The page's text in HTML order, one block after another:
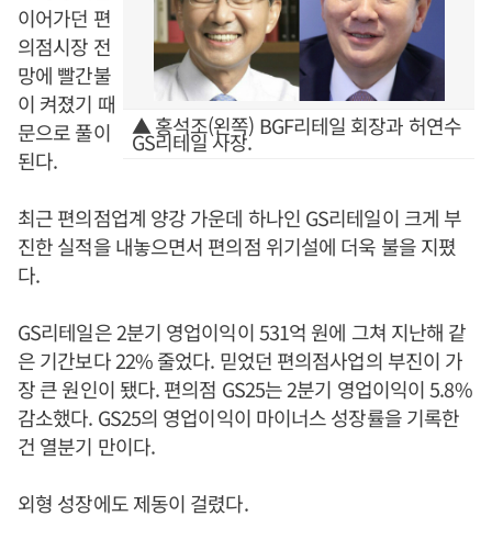
▲ 홍석조(왼쪽) BGF리테일 회장과 허연수
GS리테일 사장.
이어가던 편
의점시장 전
망에 빨간불
이 켜졌기 때
문으로 풀이
된다.
최근 편의점업계 양강 가운데 하나인 GS리테일이 크게 부
진한 실적을 내놓으면서 편의점 위기설에 더욱 불을 지폈
다.
GS리테일은 2분기 영업이익이 531억 원에 그쳐 지난해 같
은 기간보다 22% 줄었다. 믿었던 편의점사업의 부진이 가
장 큰 원인이 됐다. 편의점 GS25는 2분기 영업이익이 5.8%
감소했다. GS25의 영업이익이 마이너스 성장률을 기록한
건 열분기 만이다.
외형 성장에도 제동이 걸렸다.